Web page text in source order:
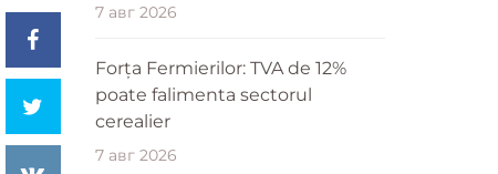
7 авг 2026
Forța Fermierilor: TVA de 12%
poate falimenta sectorul
cerealier
7 авг 2026